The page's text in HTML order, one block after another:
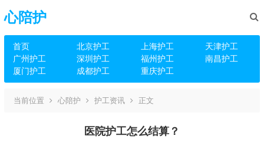
心陪护
首页 北京护工 上海护工
天津护工
广州护工
深圳护工 福州护工
南昌护工
厦门护工
成都护工 重庆护工
当前位置 心陪护 护工资讯 正文
医院护工怎么结算？